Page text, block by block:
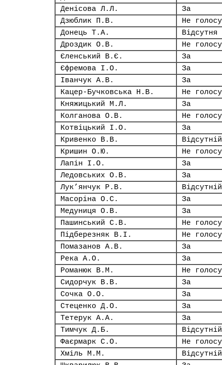
Денісова Л.Л.
За
Дзюблик П.В.
Не
Донець Т.А.
Відсутня
Дроздик О.В.
Не
Єленський В.Є.
За
Єфремова І.О.
За
Іванчук А.В.
За
Кацер-Бучковська Н.В.
Не
Княжицький М.Л.
За
Колганова О.В.
Не
Котвіцький І.О.
За
Кривенко В.В.
Відсутній
Кришин О.Ю.
Не
Лапін І.О.
За
Ледовських О.В.
За
Лук’янчук Р.В.
Відсутній
Масоріна О.С.
За
Медуниця О.В.
За
Пашинський С.В.
Не
Підберезняк В.І.
Не
Помазанов А.В.
За
Река А.О.
За
Романюк В.М.
Не
Сидорчук В.В.
За
Сочка О.О.
За
Стеценко Д.О.
За
Тетерук А.А.
За
Тимчук Д.Б.
Відсутній
Фаєрмарк С.О.
Не
Хміль М.М.
Відсутній